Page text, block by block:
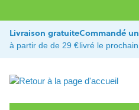
Livraison gratuite
à partir de de 29 €
Commandé
livré le